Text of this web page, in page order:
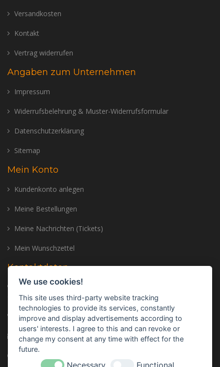
Versandkosten
Kontakt
Vertrag widerrufen
Angaben zum Unternehmen
Impressum
Widerrufsbelehrung & Muster-Widerrufsformular
Datenschutzerklärung
Sitemap
Mein Konto
Kundenkonto anlegen
Meine Bestellungen
Meine Nachrichten (Tickets)
Mein Wunschzettel
Kontaktdaten
Adresse: Trailer Center GmbH, Oberhinkofener Str. 11, 93083
Gebelkofen, GERMANY
Telefon:+49 (0) 9453 - 3107320
E-mail:info@trailer-center-shop.com
Monday - Friday: 8:00 am - 17:00 pm
We use cookies!
This site uses third-party website tracking
technologies to provide its services, constantly
improve and display advertisements according to
users' interests. I agree to this and can revoke or
change my consent at any time with effect for the
future.
Necessary Functional